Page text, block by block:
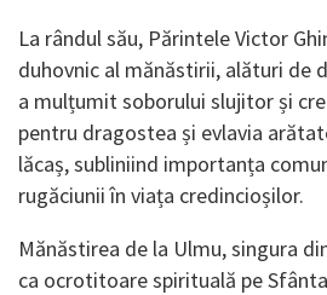
La rândul său, Părintele Victor
duhovnic al mănăstirii, alături de
a mulțumit soborului slujitor și
pentru dragostea și evlavia
lăcaș, subliniind importanța
rugăciunii în viața credincioșilor.
Mănăstirea de la Ulmu, singura
ca ocrotitoare spirituală pe